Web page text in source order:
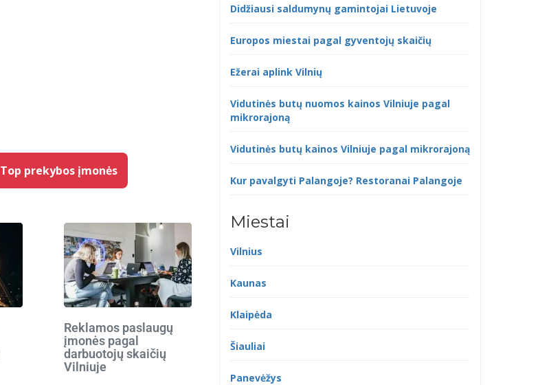
Top prekybos įmonės
Reklamos paslaugų
įmonės pagal
darbuotojų skaičių
Vilniuje
Didžiausi saldumynų gamintojai Lietuvoje
Europos miestai pagal gyventojų skaičių
Ežerai aplink Vilnių
Vidutinės butų nuomos kainos Vilniuje pagal
mikrorajoną
Vidutinės butų kainos Vilniuje pagal mikrorajoną
Kur pavalgyti Palangoje? Restoranai Palangoje
Miestai
Vilnius
Kaunas
Klaipėda
Šiauliai
Panevėžys